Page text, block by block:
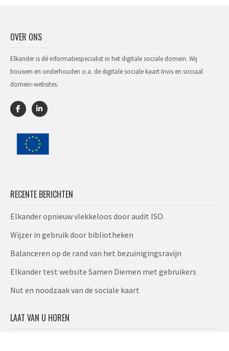
OVER ONS
Elkander is dé informatiespecialist in het digitale sociale domein. Wij
bouwen en onderhouden o.a. de digitale sociale kaart Invis en sociaal
domein-websites.
RECENTE BERICHTEN
Elkander opnieuw vlekkeloos door audit ISO​
Wijzer in gebruik door bibliotheken
Balanceren op de rand van het bezuinigingsravijn
Elkander test website Samen Diemen met gebruikers
Nut en noodzaak van de sociale kaart
LAAT VAN U HOREN